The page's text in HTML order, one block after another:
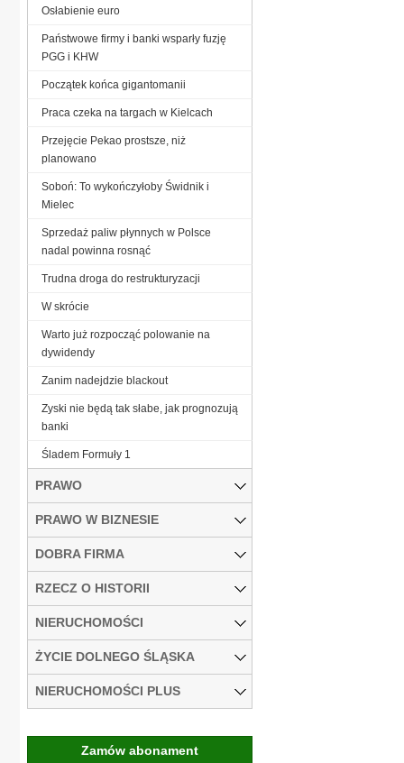
Osłabienie euro
Państwowe firmy i banki wsparły fuzję
PGG i KHW
Początek końca gigantomanii
Praca czeka na targach w Kielcach
Przejęcie Pekao prostsze, niż
planowano
Soboń: To wykończyłoby Świdnik i
Mielec
Sprzedaż paliw płynnych w Polsce
nadal powinna rosnąć
Trudna droga do restrukturyzacji
W skrócie
Warto już rozpocząć polowanie na
dywidendy
Zanim nadejdzie blackout
Zyski nie będą tak słabe, jak prognozują
banki
Śladem Formuły 1
PRAWO
PRAWO W BIZNESIE
DOBRA FIRMA
RZECZ O HISTORII
NIERUCHOMOŚCI
ŻYCIE DOLNEGO ŚLĄSKA
NIERUCHOMOŚCI PLUS
Zamów abonament